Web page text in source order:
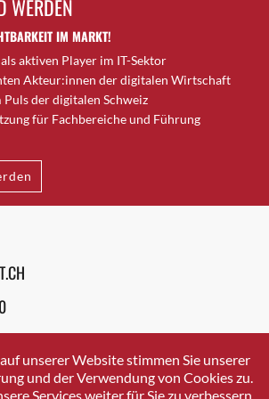
WERDEN
IM MARKT!
aktiven Player im IT-Sektor
Akteur:innen der digitalen Wirtschaft
der digitalen Schweiz
für Fachbereiche und Führung
unserer Website stimmen Sie unserer
und der Verwendung von Cookies zu.
Services weiter für Sie zu verbessern.